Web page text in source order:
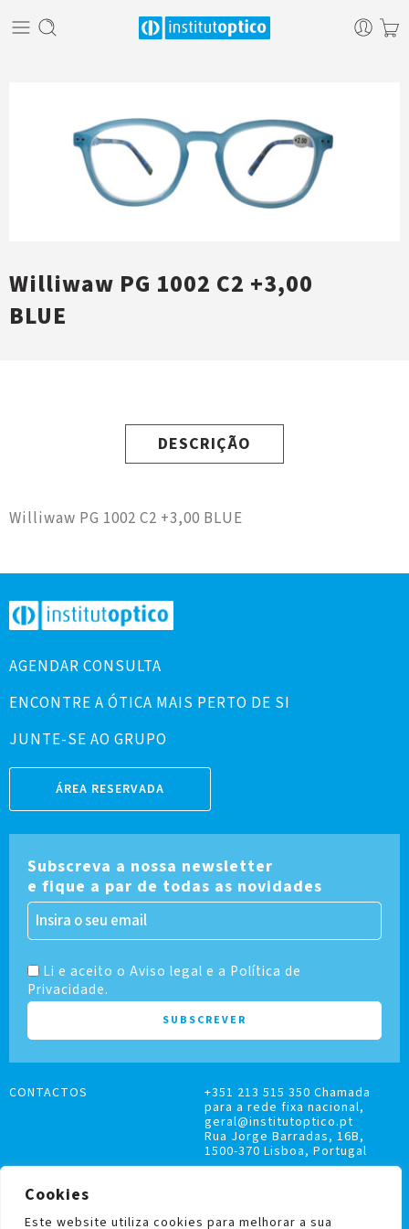
Cookies
Este website utiliza cookies para melhorar a sua
Williwaw PG 1002 C2 +3,00
BLUE
DESCRIÇÃO
Williwaw PG 1002 C2 +3,00 BLUE
AGENDAR CONSULTA
ENCONTRE A ÓTICA MAIS PERTO DE SI
JUNTE-SE AO GRUPO
ÁREA RESERVADA
Subscreva a nossa newsletter
e fique a par de todas as novidades
Li e aceito o Aviso legal e a Política de
Privacidade.
CONTACTOS
+351 213 515 350 Chamada
para a rede fixa nacional,
geral@institutoptico.pt
Rua Jorge Barradas, 16B,
1500-370 Lisboa, Portugal